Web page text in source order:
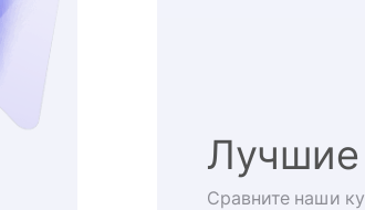
Сравните наши